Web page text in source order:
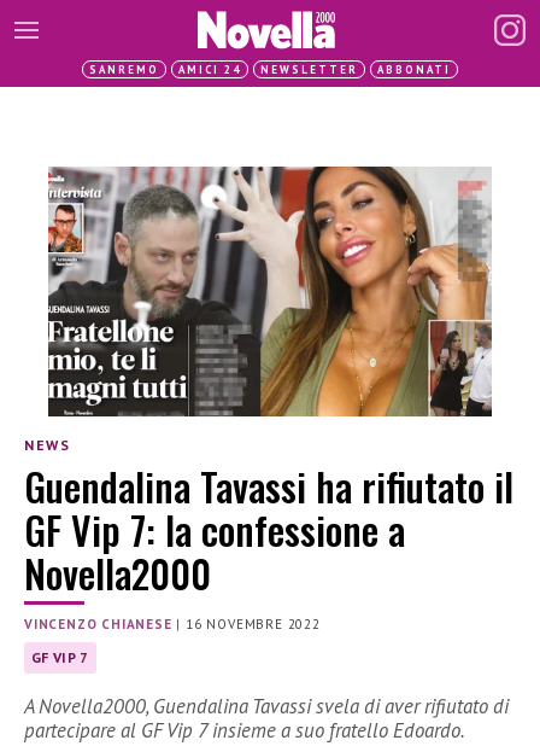
SANREMO AMICI 24 NEWSLETTER ABBONATI
NEWS
Guendalina Tavassi ha rifiutato il
GF Vip 7: la confessione a
Novella2000
VINCENZO CHIANESE | 16 NOVEMBRE 2022
GF VIP 7
A Novella2000, Guendalina Tavassi svela di aver rifiutato di
partecipare al GF Vip 7 insieme a suo fratello Edoardo.